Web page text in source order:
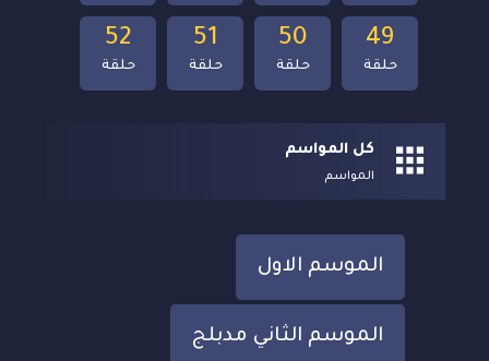
52
حلقة
51
حلقة
50
حلقة
49
حلقة
كل المواسم
المواسم
الموسم الاول
الموسم الثاني مدبلج